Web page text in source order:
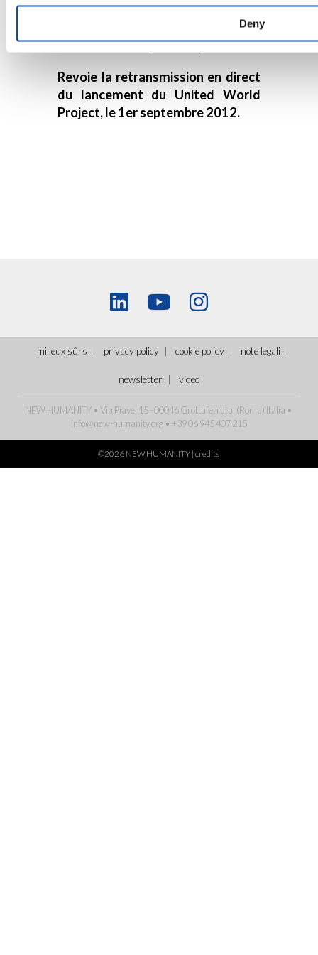
Deny
sens de la communauté dont
témoigne l’Afrique. C’est ainsi que
l’UWP a fait ses premiers pas.
Revoie la retransmission en direct
du lancement du United World
Project, le 1er septembre 2012.
milieux sûrs privacy policy cookie policy note legali
newsletter video
NEW HUMANITY • Via Piave, 15 - 00046 Grottaferrata, (Roma) Italia •
info@new-humanity.org• +39 06 945 407 215
©2026 NEW HUMANITY |credits